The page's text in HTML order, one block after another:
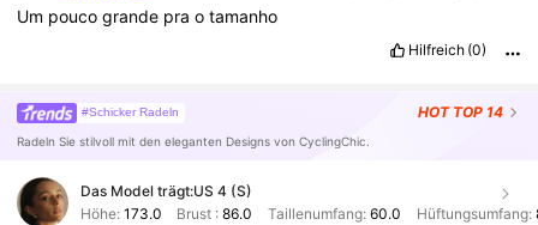
Um poucogrande praotamanho
Hilfreich (0)
#Schicker Radeln HOT TOP 14
Radeln Sie stilvoll mit den eleganten Designs von CyclingChic.
Das Model trägt:US 4 (S)
Höhe: 173.0 Brust :86.0 Taillenumfang: 60.0 Hüftungsumfang: